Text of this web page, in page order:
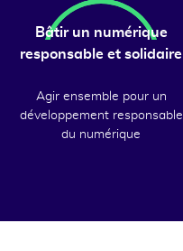
Bâtir un numérique
responsable et solidaire
Agir ensemble pour un
développement responsable
du numérique